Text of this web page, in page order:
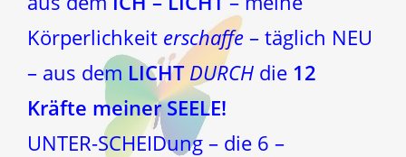
Körperlichkeit erschaffe – täglich NEU
– aus dem LICHT DURCH die 12
Kräfte meiner SEELE!
UNTER-SCHEIDung – die 6 –